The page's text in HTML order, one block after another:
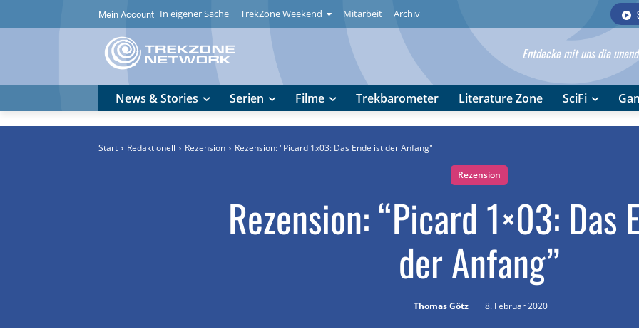
Mein Account In eigener Sache TrekZone Weekend Mitarbeit Archiv
Entdecke mit uns die
News & Stories Serien Filme Trekbarometer Literature Zone SciFi
Start Redaktionell Rezension Rezension: "Picard 1x03: Das Ende ist der Anfang"
Rezension
Rezension: “Picard 1×03: Das
der Anfang”
Thomas Götz 8. Februar 2020